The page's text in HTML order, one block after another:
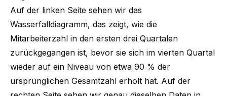
Auf der linken Seite sehen wir das
Wasserfalldiagramm, das zeigt, wie die
Mitarbeiterzahl in den ersten drei Quartalen
zurückgegangen ist, bevor sie sich im vierten Quartal
wieder auf ein Niveau von etwa 90 % der
ursprünglichen Gesamtzahl erholt hat. Auf der